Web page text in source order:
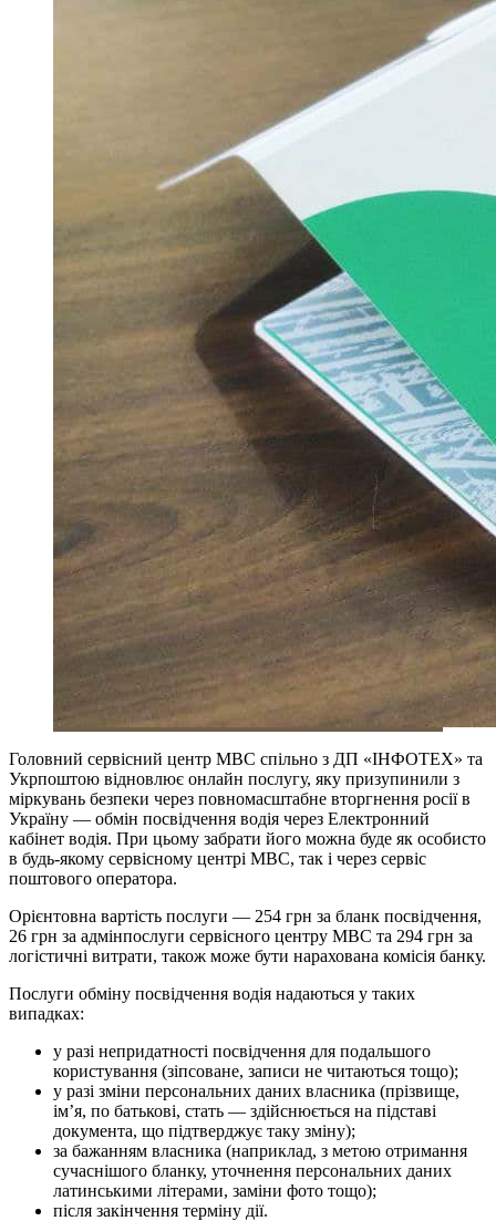
Головний сервісний центр МВС спільно з ДП «ІНФОТЕХ» та
Укрпоштою відновлює онлайн послугу, яку призупинили з
міркувань безпеки через повномасштабне вторгнення росії в
Україну — обмін посвідчення водія через Електронний
кабінет водія. При цьому забрати його можна буде як особисто
в будь-якому сервісному центрі МВС, так і через сервіс
поштового оператора.
Орієнтовна вартість послуги — 254 грн за бланк посвідчення,
26 грн за адмінпослуги сервісного центру МВС та 294 грн за
логістичні витрати, також може бути нарахована комісія банку.
Послуги обміну посвідчення водія надаються у таких
випадках:
у разі непридатності посвідчення для подальшого
користування (зіпсоване, записи не читаються тощо);
у разі зміни персональних даних власника (прізвище,
ім’я, по батькові, стать — здійснюється на підставі
документа, що підтверджує таку зміну);
за бажанням власника (наприклад, з метою отримання
сучаснішого бланку, уточнення персональних даних
латинськими літерами, заміни фото тощо);
після закінчення терміну дії.